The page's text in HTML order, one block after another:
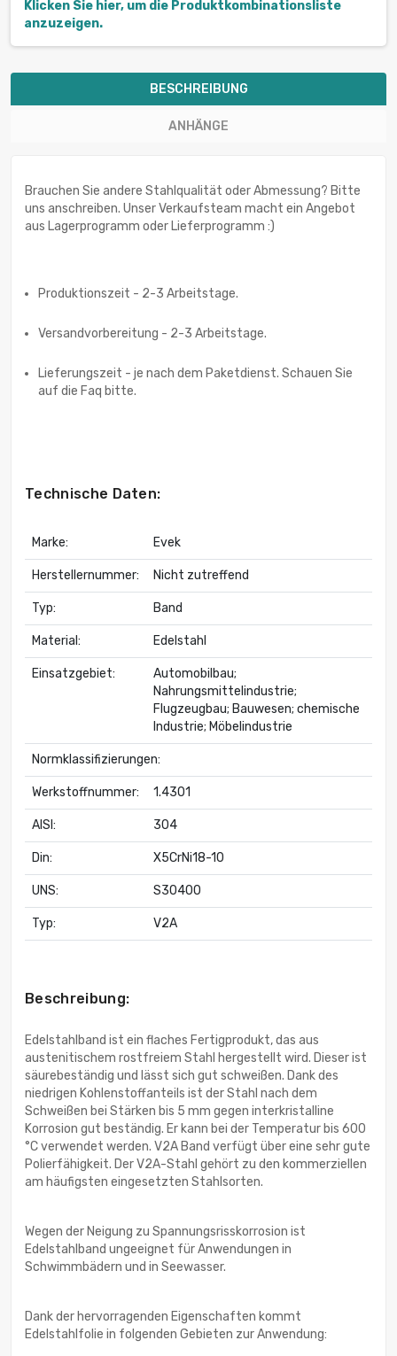
Klicken Sie hier, um die Produktkombinationsliste
anzuzeigen.
BESCHREIBUNG
ANHÄNGE
Brauchen Sie andere Stahlqualität oder Abmessung? Bitte
uns anschreiben. Unser Verkaufsteam macht ein Angebot
aus Lagerprogramm oder Lieferprogramm :)
Produktionszeit - 2-3 Arbeitstage.
Versandvorbereitung - 2-3 Arbeitstage.
Lieferungszeit - je nach dem Paketdienst. Schauen Sie
auf die Faq bitte.
Technische Daten:
Marke: Evek
Herstellernummer: Nicht zutreffend
Typ: Band
Material: Edelstahl
Einsatzgebiet:
Automobilbau;
Nahrungsmittelindustrie;
Flugzeugbau; Bauwesen; chemische
Industrie; Möbelindustrie
Normklassifizierungen:
Werkstoffnummer: 1.4301
AISI: 304
Din: X5CrNi18-10
UNS: S30400
Typ: V2A
Beschreibung:
Edelstahlband ist ein flaches Fertigprodukt, das aus
austenitischem rostfreiem Stahl hergestellt wird. Dieser ist
säurebeständig und lässt sich gut schweißen. Dank des
niedrigen Kohlenstoffanteils ist der Stahl nach dem
Schweißen bei Stärken bis 5 mm gegen interkristalline
Korrosion gut beständig. Er kann bei der Temperatur bis 600
°C verwendet werden. V2A Band verfügt über eine sehr gute
Polierfähigkeit. Der V2A-Stahl gehört zu den kommerziellen
am häufigsten eingesetzten Stahlsorten.
Wegen der Neigung zu Spannungsrisskorrosion ist
Edelstahlband ungeeignet für Anwendungen in
Schwimmbädern und in Seewasser.
Dank der hervorragenden Eigenschaften kommt
Edelstahlfolie in folgenden Gebieten zur Anwendung: